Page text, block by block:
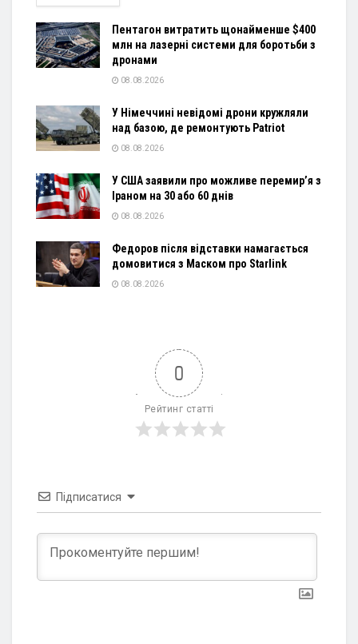
Пентагон витратить щонайменше $400
млн на лазерні системи для боротьби з
дронами
08.08.2026
У Німеччині невідомі дрони кружляли
над базою, де ремонтують Patriot
08.08.2026
У США заявили про можливе перемир’я з
Іраном на 30 або 60 днів
08.08.2026
Федоров після відставки намагається
домовитися з Маском про Starlink
08.08.2026
0
Рейтинг статті
Підписатися